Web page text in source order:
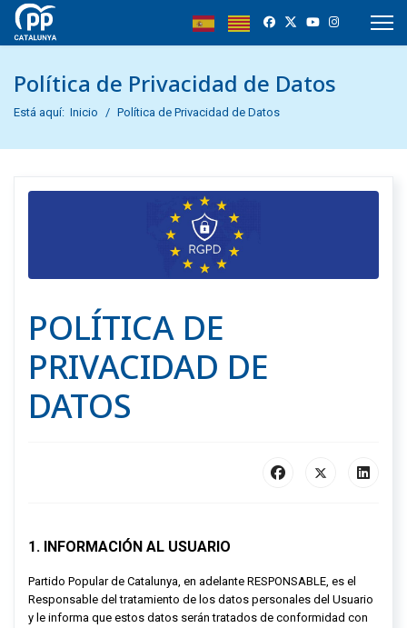
Política de Privacidad de Datos
Está aquí: Inicio Política de Privacidad de Datos
POLÍTICA DE
PRIVACIDAD DE
DATOS
1. INFORMACIÓN AL USUARIO
Partido Popular de Catalunya, en adelante RESPONSABLE, es el
Responsable del tratamiento de los datos personales del Usuario
y le informa que estos datos serán tratados de conformidad con